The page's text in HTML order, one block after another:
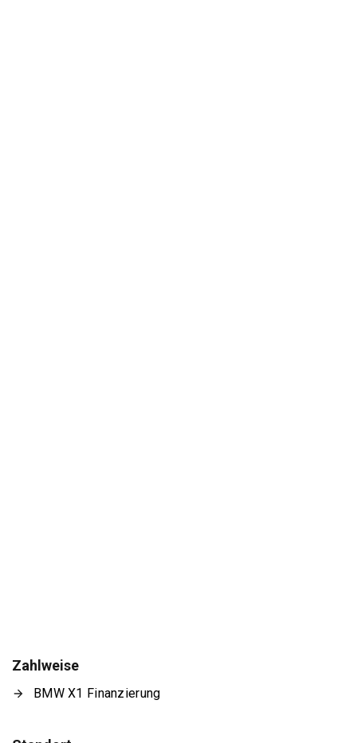
Zahlweise
BMW X1 Finanzierung